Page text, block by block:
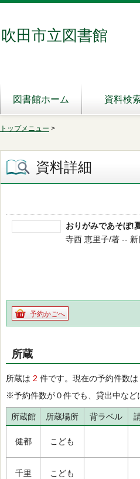
吹田市立図書館
図書館ホーム 資料検
トップメニュー >
資料詳細
おりがみであそぼ!
寺西 恵里子/著 --
予約かごへ
所蔵
所蔵は 2 件です。現在の予約件数は
※予約件数が０件でも、貸出中な
所蔵館 所蔵場所 背ラベル
健都 こども
千里 こども